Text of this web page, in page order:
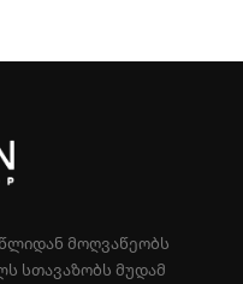
ᲬᲚᲘᲓᲐᲜ ᲛᲝᲦᲕᲐᲬᲔᲝᲑᲡ
ᲡᲗᲐᲕᲐᲖᲝᲑᲡ ᲛᲣᲓᲐᲛ